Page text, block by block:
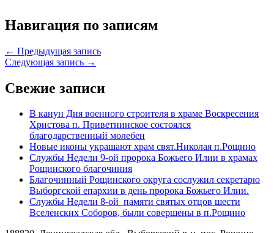
Навигация по записям
← Предыдущая запись
Следующая запись →
Свежие записи
В канун Дня военного строителя в храме Воскресения
Христова п. Приветнинское состоялся
благодарственный молебен
Новые иконы украшают храм свят.Николая п.Рощино
Службы Недели 9-ой пророка Божьего Илии в храмах
Рощинского благочиния
Благочинный Рощинского округа сослужил секретарю
Выборгской епархии в день пророка Божьего Илии.
Службы Недели 8-ой памяти святых отцов шести
Вселенских Соборов, были совершены в п.Рощино